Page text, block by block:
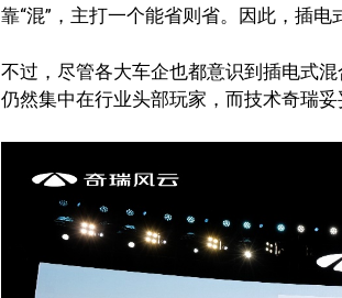
靠“混”，主打一个能省则省。因此，插
不过，尽管各大车企也都意识到插电式
仍然集中在行业头部玩家，而技术奇瑞